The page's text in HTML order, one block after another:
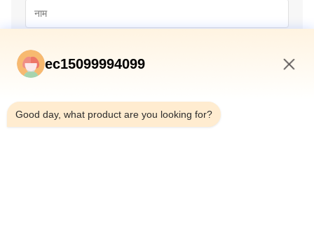
ec15099994099
Good day, what product are you looking for?